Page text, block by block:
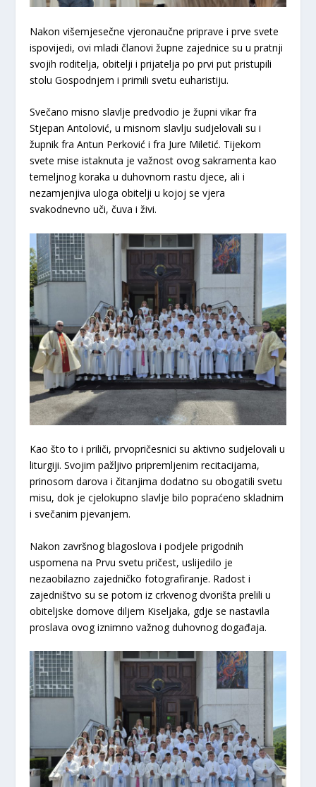
​Nakon višemjesečne vjeronaučne priprave i prve svete
ispovijedi, ovi mladi članovi župne zajednice su u pratnji
svojih roditelja, obitelji i prijatelja po prvi put pristupili
stolu Gospodnjem i primili svetu euharistiju.
​Svečano misno slavlje predvodio je župni vikar fra
Stjepan Antolović, u misnom slavlju sudjelovali su i
župnik fra Antun Perković i fra Jure Miletić. Tijekom
svete mise istaknuta je važnost ovog sakramenta kao
temeljnog koraka u duhovnom rastu djece, ali i
nezamjenjiva uloga obitelji u kojoj se vjera
svakodnevno uči, čuva i živi.
​Kao što to i priliči, prvopričesnici su aktivno sudjelovali u
liturgiji. Svojim pažljivo pripremljenim recitacijama,
prinosom darova i čitanjima dodatno su obogatili svetu
misu, dok je cjelokupno slavlje bilo popraćeno skladnim
i svečanim pjevanjem.
​Nakon završnog blagoslova i podjele prigodnih
uspomena na Prvu svetu pričest, uslijedilo je
nezaobilazno zajedničko fotografiranje. Radost i
zajedništvo su se potom iz crkvenog dvorišta prelili u
obiteljske domove diljem Kiseljaka, gdje se nastavila
proslava ovog iznimno važnog duhovnog događaja.